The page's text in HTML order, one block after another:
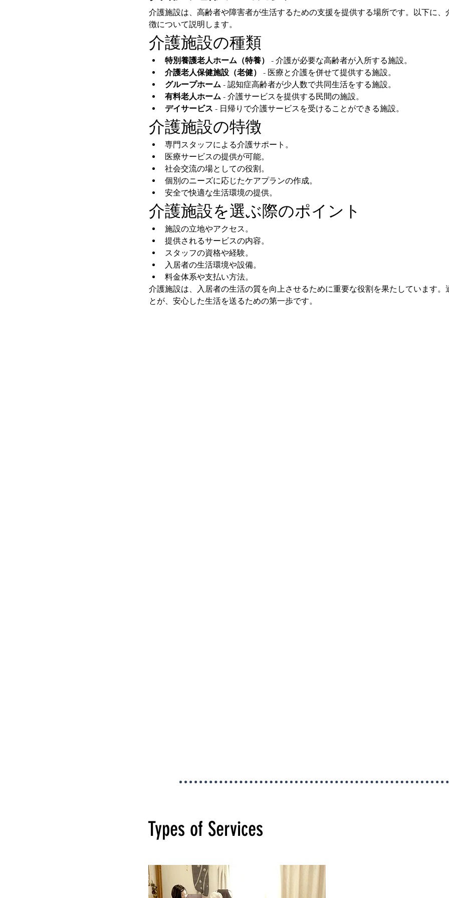
介護施設は、高齢者や障害者が生活するための支援を提供する場所です。以下に、
徴について説明します。
介護施設の種類
特別養護老人ホーム（特養）
- 介護が必要な高齢者が入所する施設。
介護老人保健施設（老健）
- 医療と介護を併せて提供する施設。
グループホーム - 認知症高齢者が少人数で共同生活をする施設。
有料老人ホーム - 介護サービスを提供する民間の施設。
デイサービス - 日帰りで介護サービスを受けることができる施設。
介護施設の特徴
専門スタッフによる介護サポート。
医療サービスの提供が可能。
社会交流の場としての役割。
個別のニーズに応じたケアプランの作成。
安全で快適な生活環境の提供。
介護施設を選ぶ際のポイント
施設の立地やアクセス。
提供されるサービスの内容。
スタッフの資格や経験。
入居者の生活環境や設備。
料金体系や支払い方法。
介護施設は、入居者の生活の質を向上させるために重要な役割を果たしています。
とが、安心した生活を送るための第一歩です。
Types of Services